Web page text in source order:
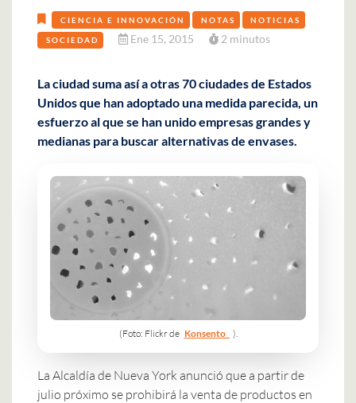
CIENCIA E INNOVACIÓN NOTAS NOTICIAS
SOCIEDAD Ene 15, 2015 2 minutos
La ciudad suma así a otras 70 ciudades de Estados
Unidos que han adoptado una medida parecida, un
esfuerzo al que se han unido empresas grandes y
medianas para buscar alternativas de envases.
(Foto: Flickr de Konsento_ ).
La Alcaldía de Nueva York anunció que a partir de
julio próximo se prohibirá la venta de productos en